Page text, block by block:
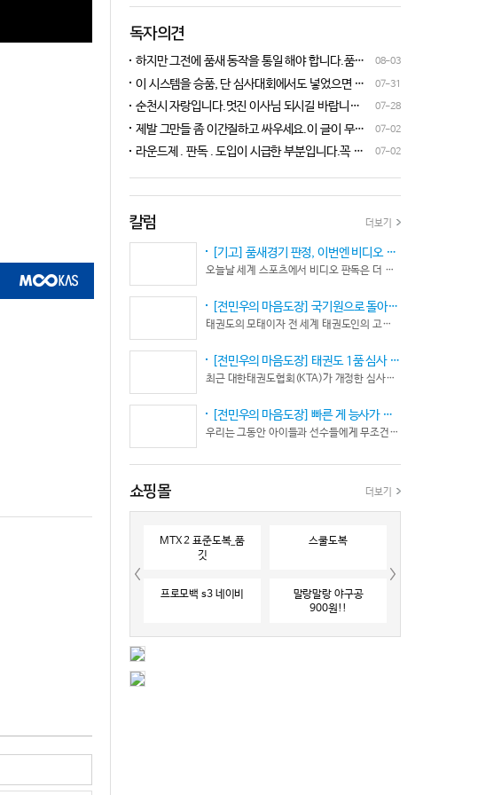
독자의견
08-03
하지만 그전에 품새 동작을 통일 해야 합니다.품새
심판 교육에 여러번 참석 했었는데, 강사 마다 동작
할수가 없습니다.하루빨리 강사들이 함께 모여 동
작을 통일 시켜야지 안그러면 항상 분쟁이 생깁니
다.
07-31
이 시스템을 승품, 단 심사대회에서도 넣었으면 좋
겠네요.심사위원들이 일부러 불합격시키고, 이 부
했는데, 번복이 안된답니다.ㅋㅋㅋㅋㅋ 심사위원들
눈이 전부 달라서, 이렇다, 저렇다 말을 할수가 없다
07-28
순천시 자랑입니다.멋진 이사님 되시길 바랍니다
^^♡
07-02
제발 그만들 좀 이간질하고 싸우세요.이 글이 무엇
이 문제인가요?무엇을 얘기하려는지 의도가 무엇
이 노력해 보자는 그런 글 같은데품새 얘기 하는데
왜 갑자기 심판 가오 얘기에 핑크색 옷 얘기 같은 비
하 발언에......답답하시니 그러시겠지만 태권도
"도" 는 지키시며 발언하세요.심판들 또한 이런 말
나오지 않도록 자존심 상하지 않도록 부단히 노력해
야 함은 확실합니다.부끄러운 일 들이 없도록 해야
좋게만 보지 말고 잘하는 건 잘한다고 인정해주고
못하는 건 고치도록 해주셔야지어떠한 글인지 파악
도 못하고 일방적으로 나쁘게 표현하는 글은 보기가
좋지 않습니다.
07-02
라운드제 . 판독 . 도입이 시급한 부분입니다.꼭 승
고 다른 생각 없이 오로지 품새 판정에만 집중 하도
칼럼 더보기
[기고] 품새경기 판정, 이번엔 비디오 판독이다… 더 이상 미룰 수 없다
오늘날 세계 스포츠에서 비디오 판독은 더 이상 선택이 아니다. 선수의 땀과 노력, 경기 결과의 공정성을 지키기 위한 최소한의 안전장치이자 국제 스포츠의 보편적인 기준이 됐다.
[전민우의 마음도장] 국기원으로 돌아온 한마당… 그 안에서 마주하는 '도장(道場)의 본질’
태권도의 모태이자 전 세계 태권도인의 고향, 국기원 도장 위에 다시 뜨거운 기합 소리가 웅장하게 울려 퍼질 예정이다. 오랜만에 국기원에서 펼쳐지는 이번 세계태권도한마당은 단순한 대회 개최를 넘어 국경과 인종, 세대를 넘어 하나의 마음으로 모인 전 세계 태권도인들의 가슴속에 묵직한 설렘과 숭고한 감회를 불러일으킨다.
[전민우의 마음도장] 태권도 1품 심사 완화... 문턱은 낮아졌지만, 계단은 더욱 가팔라졌다!
최근 대한태권도협회(KTA)가 개정한 심사시행 규정이 도장가에 화두를 던지고 있다. 저연령 1품(단) 심사 시 지정 품새의 추첨 범위와 시기를 완화해 각 시도협회가 사실상 태극 1장부터 5장까지로 지정을 축소할 수 있는 제도적 근거를 마련했다.
[전민우의 마음도장] 빠른 게 능사가 아니다… 엘리트 선수의 '기다림'
우리는 그동안 아이들과 선수들에게 무조건 “빨리 반응하라”고 다그치기만 했던 것은 아닐까? 진정한 탁월함은 단순히 근육의 수축 속도가 빠른 데서 오지 않는다. 복잡하고 긴박한 1대 1 격투 상황 속에서 ‘언제 멈추고, 언제 폭발할 것인가’를 통제하는 타이밍 조절 능력과 상황 인식(Situational Awareness)에서 온다.
쇼핑몰 더보기
MTX 2 표준도복_품
깃
스쿨도복
프로모백 s3 네이비
말랑말랑 야구공
900원!!